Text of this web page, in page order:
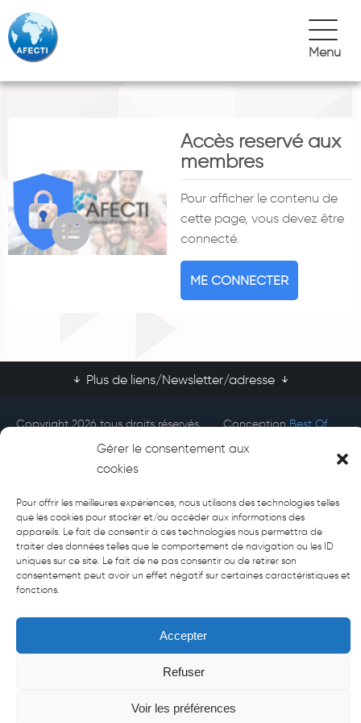
Gérer le consentement aux
cookies
Pour offrir les meilleures expériences, nous utilisons des technologies telles
que les cookies pour stocker et/ou accéder aux informations des
appareils. Le fait de consentir à ces technologies nous permettra de
traiter des données telles que le comportement de navigation ou les ID
uniques sur ce site. Le fait de ne pas consentir ou de retirer son
consentement peut avoir un effet négatif sur certaines caractéristiques et
fonctions.
Accepter
Refuser
Voir les préférences
Menu
Accès reservé aux
membres
Pour afficher le contenu de
cette page, vous devez être
connecté.
ME CONNECTER
Plus de liens/Newsletter/adresse
Copyright 2026 tous droits réservés
ConceptionBest Of
Site